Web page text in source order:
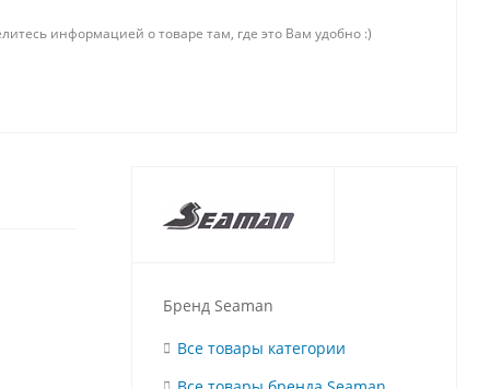
информацией о товаре там, где это Вам удобно :)
Бренд Seaman
Все товары категории